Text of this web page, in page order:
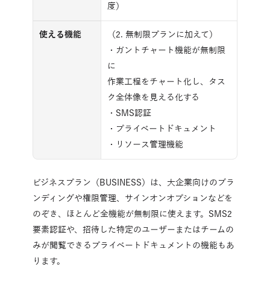
度）
使える機能
（2. 無制限プランに加えて）
・ガントチャート機能が無制限
に
作業工程をチャート化し、タス
ク全体像を見える化する
・SMS認証
・プライベートドキュメント
・リソース管理機能
ビジネスプラン（BUSINESS）は、大企業向けのブラ
ンディングや権限管理、サインオンオプションなどを
のぞき、ほとんど全機能が無制限に使えます。SMS2
要素認証や、招待した特定のユーザーまたはチームの
みが閲覧できるプライベートドキュメントの機能もあ
ります。